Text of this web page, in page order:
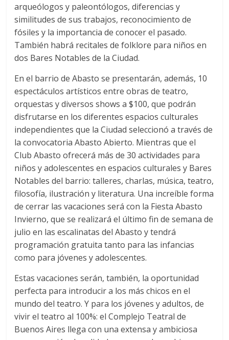
arqueólogos y paleontólogos, diferencias y
similitudes de sus trabajos, reconocimiento de
fósiles y la importancia de conocer el pasado.
También habrá recitales de folklore para niños en
dos Bares Notables de la Ciudad.
En el barrio de Abasto se presentarán, además, 10
espectáculos artísticos entre obras de teatro,
orquestas y diversos shows a $100, que podrán
disfrutarse en los diferentes espacios culturales
independientes que la Ciudad seleccionó a través de
la convocatoria Abasto Abierto. Mientras que el
Club Abasto ofrecerá más de 30 actividades para
niños y adolescentes en espacios culturales y Bares
Notables del barrio: talleres, charlas, música, teatro,
filosofía, ilustración y literatura. Una increíble forma
de cerrar las vacaciones será con la Fiesta Abasto
Invierno, que se realizará el último fin de semana de
julio en las escalinatas del Abasto y tendrá
programación gratuita tanto para las infancias
como para jóvenes y adolescentes.
Estas vacaciones serán, también, la oportunidad
perfecta para introducir a los más chicos en el
mundo del teatro. Y para los jóvenes y adultos, de
vivir el teatro al 100%: el Complejo Teatral de
Buenos Aires llega con una extensa y ambiciosa